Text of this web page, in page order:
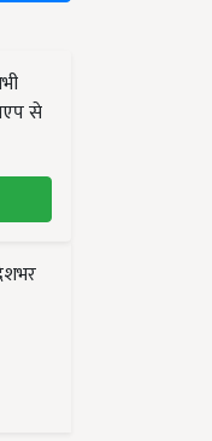
से